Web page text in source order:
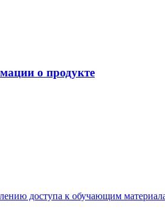
о продукте
доступа к обучающим